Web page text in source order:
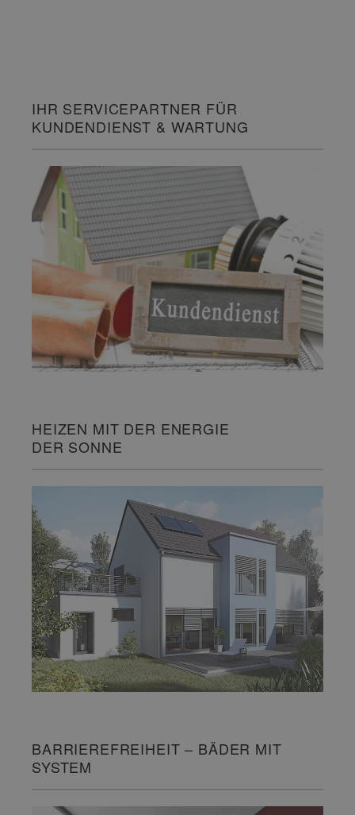
IHR SERVICEPARTNER FÜR
KUNDENDIENST & WARTUNG
HEIZEN MIT DER ENERGIE
DER SONNE
BARRIEREFREIHEIT – BÄDER MIT
SYSTEM